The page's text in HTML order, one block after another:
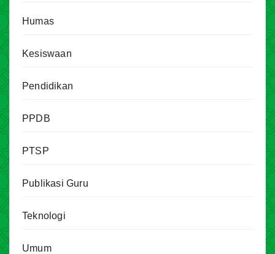
Humas
Kesiswaan
Pendidikan
PPDB
PTSP
Publikasi Guru
Teknologi
Umum